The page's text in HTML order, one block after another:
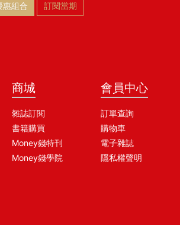
惠組合 訂閱當期
商城
雜誌訂閱
書籍購買
Money錢特刊
Money錢學院
會員中心
訂單查詢
購物車
電子雜誌
隱私權聲明